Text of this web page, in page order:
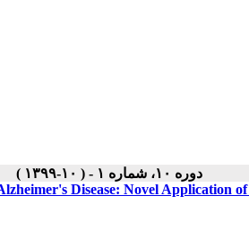
دوره ۱۰، شماره ۱ - ( ۱۰-۱۳۹۹ )
Disease: Novel Application